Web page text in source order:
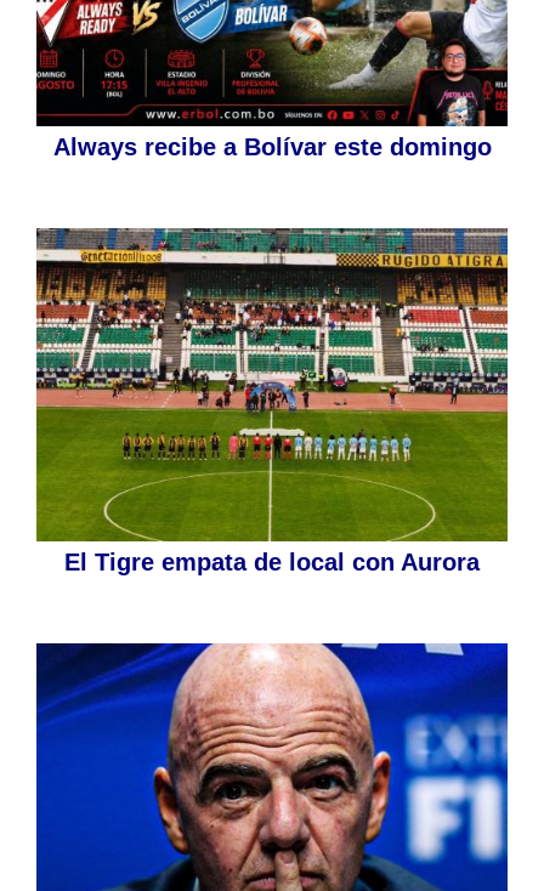
Always recibe a Bolívar este domingo
El Tigre empata de local con Aurora